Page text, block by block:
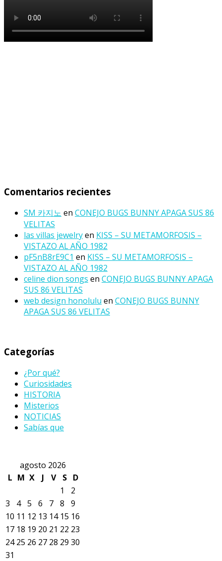
Comentarios recientes
SM 카지노 en CONEJO BUGS BUNNY APAGA SUS 86
VELITAS
las villas jewelryen KISS – SU METAMORFOSIS –
VISTAZO AL AÑO 1982
pF5nB8rE9C1 en KISS – SU METAMORFOSIS –
VISTAZO AL AÑO 1982
celine dion songs en CONEJO BUGS BUNNY APAGA
SUS 86 VELITAS
web design honolulu en CONEJO BUGS BUNNY
APAGA SUS 86 VELITAS
Categorías
¿Por qué?
Curiosidades
HISTORIA
Misterios
NOTICIAS
Sabías que
agosto 2026
L M X J V S
D
1
2
3
4 5 6 7 8
9
10 11 12 13 14 15 16
17 18 19 20 21 22 23
24 25 26 27 28 29 30
31